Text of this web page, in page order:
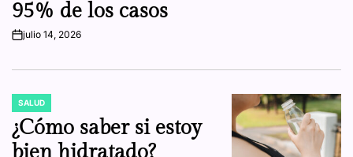
95% de los casos
onjulio 14, 2026
POSTED
SALUD
¿Cómo saber si estoy